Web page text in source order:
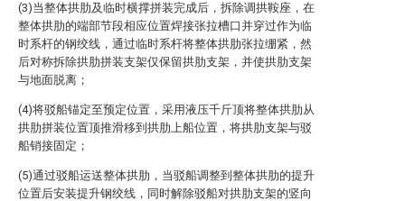
(3)当整体拱肋及临时横撑拼装完成后，拆除调拱鞍座，在
整体拱肋的端部节段相应位置焊接张拉槽口并穿过作为临
时系杆的钢绞线，通过临时系杆将整体拱肋张拉绷紧，然
后对称拆除拱肋拼装支架仅保留拱肋支架，并使拱肋支架
与地面脱离；
(4)将驳船锚定至预定位置，采用液压千斤顶将整体拱肋从
拱肋拼装位置顶推滑移到拱肋上船位置，将拱肋支架与驳
船销接固定；
(5)通过驳船运送整体拱肋，当驳船调整到整体拱肋的提升
位置后安装提升钢绞线，同时解除驳船对拱肋支架的竖向